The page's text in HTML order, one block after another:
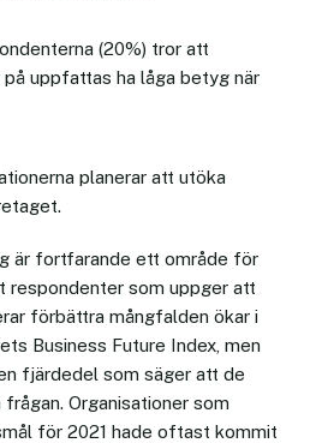
(20%) tror att
uppfattas ha låga betyg när
planerar att utöka
är fortfarande ett område för
respondenter som uppger att
förbättra mångfalden ökar i
Business Future Index, men
fjärdedel som säger att de
Organisationer som
för 2021 hade oftast kommit